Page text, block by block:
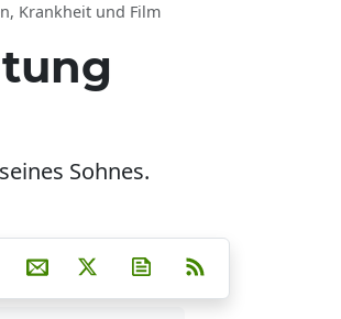
Krankheit und Film
Sohnes.
hinzufügen
Teilen auf Facebook
Teilen auf Whatsapp
Teilen auf Telegram
auf Pinterest
Per E-Mail teilen
Post auf XNewsletter